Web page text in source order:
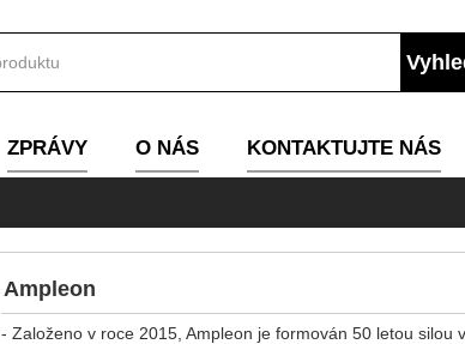
ZPRÁVY O NÁS KONTAKTUJTE NÁS
Ampleon
- Založeno v roce 2015, Ampleon je formován 50 letou